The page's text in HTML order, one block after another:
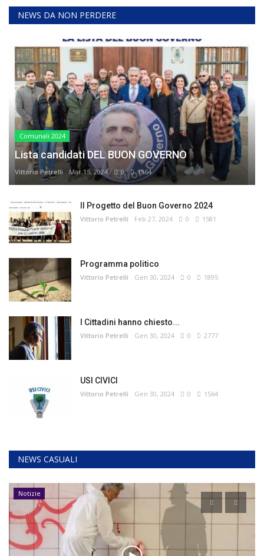
NEWS DA NON PERDERE
Comunali 2024
Lista candidati DEL BUON GOVERNO
Vittorio Petrelli Mar 15, 2024 0 1964
Il Progetto del Buon Governo 2024
Vittorio Petrelli Feb 27, 2024 0 1581
Programma politico
Vittorio Petrelli Gen 30, 2024 0 1895
I Cittadini hanno chiesto...
Vittorio Petrelli Gen 30, 2024 0 2777
USI CIVICI
Vittorio Petrelli Gen 30, 2024 0 1564
NEWS CASUALI
Notizie